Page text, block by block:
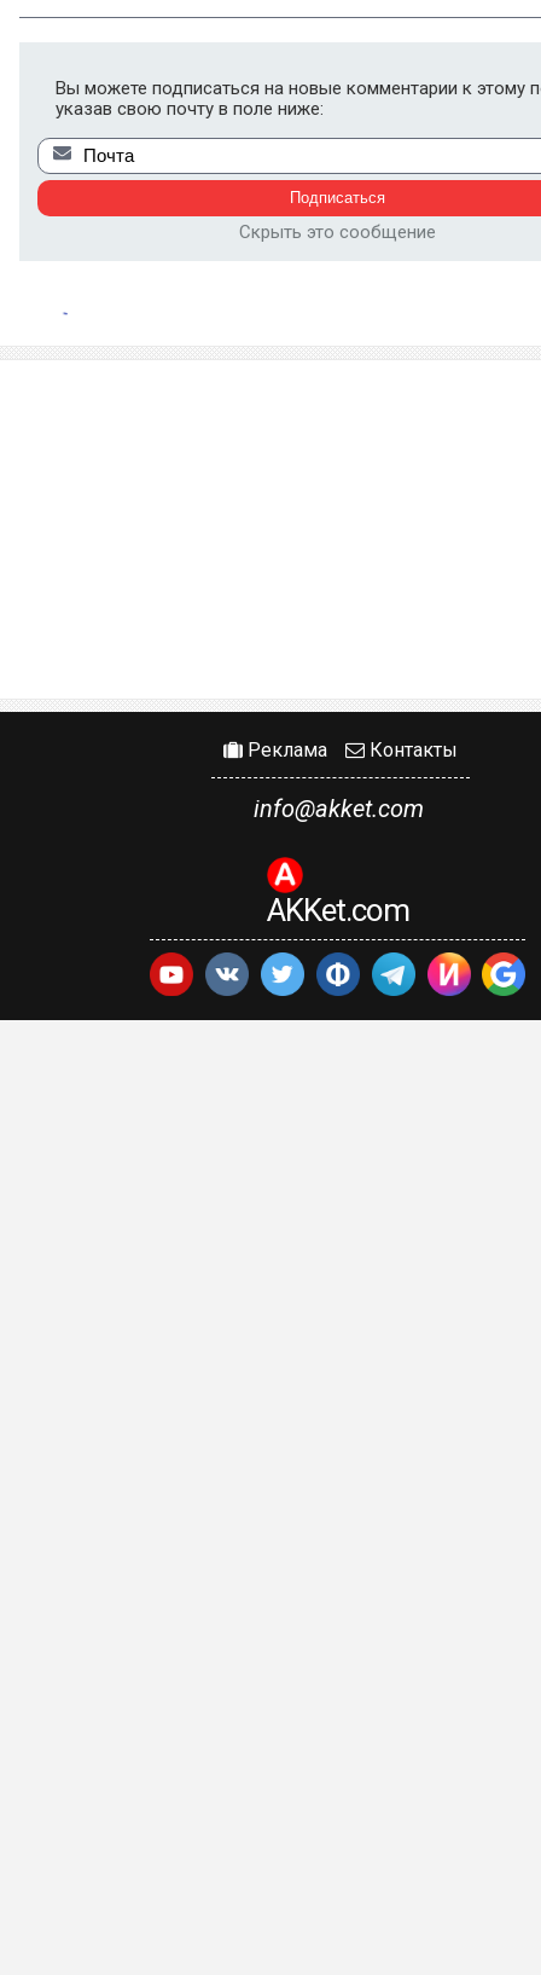
Вы можете подписаться на новые комментарии к этому
указав свою почту в поле ниже:
Скрыть это сообщение
Реклама Контакты
info@akket.com
AKKet.com